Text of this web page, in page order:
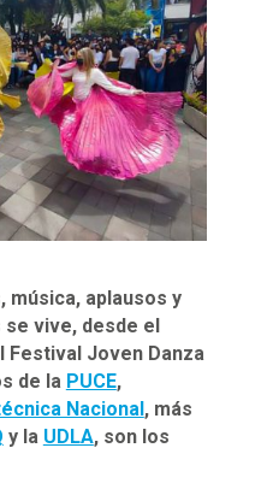
música, aplausos y
vive, desde el
Festival Joven Danza
de la PUCE,
Nacional , más
y la UDLA, son los